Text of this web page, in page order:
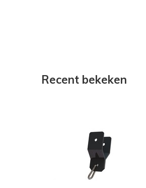
Recent bekeken